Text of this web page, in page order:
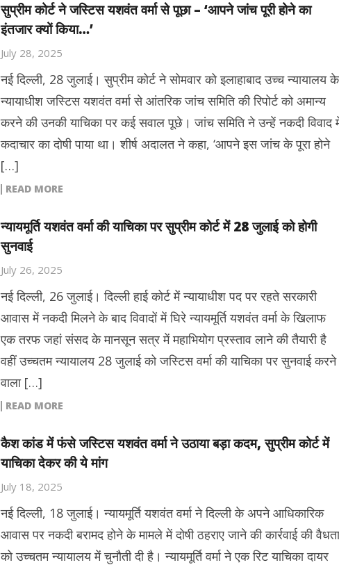
सुप्रीम कोर्ट ने जस्टिस यशवंत वर्मा से पूछा – ‘आपने जांच पूरी होने का
इंतजार क्यों किया…’
July 28, 2025
नई दिल्ली, 28 जुलाई। सुप्रीम कोर्ट ने सोमवार को इलाहाबाद उच्च न्यायालय के
न्यायाधीश जस्टिस यशवंत वर्मा से आंतरिक जांच समिति की रिपोर्ट को अमान्य
करने की उनकी याचिका पर कई सवाल पूछे। जांच समिति ने उन्हें नकदी विवाद
कदाचार का दोषी पाया था। शीर्ष अदालत ने कहा, ‘आपने इस जांच के पूरा होने
[…]
READ MORE
न्यायमूर्ति यशवंत वर्मा की याचिका पर सुप्रीम कोर्ट में 28 जुलाई को होगी
सुनवाई
July 26, 2025
नई दिल्ली, 26 जुलाई। दिल्ली हाई कोर्ट में न्यायाधीश पद पर रहते सरकारी
आवास में नकदी मिलने के बाद विवादों में घिरे न्यायमूर्ति यशवंत वर्मा के खिलाफ
एक तरफ जहां संसद के मानसून सत्र में महाभियोग प्रस्ताव लाने की तैयारी है
वहीं उच्चतम न्यायालय 28 जुलाई को जस्टिस वर्मा की याचिका पर सुनवाई करने
वाला […]
READ MORE
कैश कांड में फंसे जस्टिस यशवंत वर्मा ने उठाया बड़ा कदम, सुप्रीम कोर्ट में
याचिका देकर की ये मांग
July 18, 2025
नई दिल्ली, 18 जुलाई। न्यायमूर्ति यशवंत वर्मा ने दिल्ली के अपने आधिकारिक
आवास पर नकदी बरामद होने‌ के मामले में दोषी ठहराए जाने की कार्रवाई की वैधता
को उच्चतम न्यायालय में चुनौती दी है। न्यायमूर्ति वर्मा ने एक रिट याचिका दायर